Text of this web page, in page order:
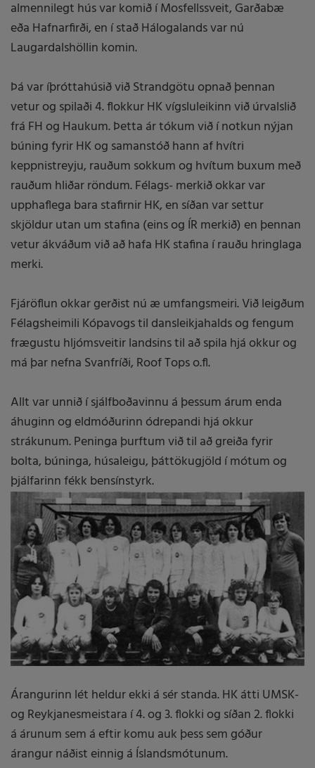
almennilegt hús var komið í Mosfellssveit, Garðabæ
eða Hafnarfirði, en í stað Hálogalands var nú
Laugardalshöllin komin.
Þá var íþróttahúsið við Strandgötu opnað þennan
vetur og spilaði 4. flokkur HK vígsluleikinn við úrvalslið
frá FH og Haukum. Þetta ár tókum við í notkun nýjan
búning fyrir HK og samanstóð hann af hvítri
keppnistreyju, rauðum sokkum og hvítum buxum með
rauðum hliðar röndum. Félags- merkið okkar var
upphaflega bara stafirnir HK, en síðan var settur
skjöldur utan um stafina (eins og ÍR merkið) en þennan
vetur ákváðum við að hafa HK stafina í rauðu hringlaga
merki.
Fjáröflun okkar gerðist nú æ umfangsmeiri. Við leigðum
Félagsheimili Kópavogs til dansleikjahalds og fengum
frægustu hljómsveitir landsins til að spila hjá okkur og
má þar nefna Svanfríði, Roof Tops o.fl.
Allt var unnið í sjálfboðavinnu á þessum árum enda
áhuginn og eldmóðurinn ódrepandi hjá okkur
strákunum. Peninga þurftum við til að greiða fyrir
bolta, búninga, húsaleigu, þáttökugjöld í mótum og
þjálfarinn fékk bensínstyrk.
Árangurinn lét heldur ekki á sér standa. HK átti UMSK-
og Reykjanesmeistara í 4. og 3. flokki og síðan 2. flokki
á árunum sem á eftir komu auk þess sem góður
árangur náðist einnig á Íslandsmótunum.